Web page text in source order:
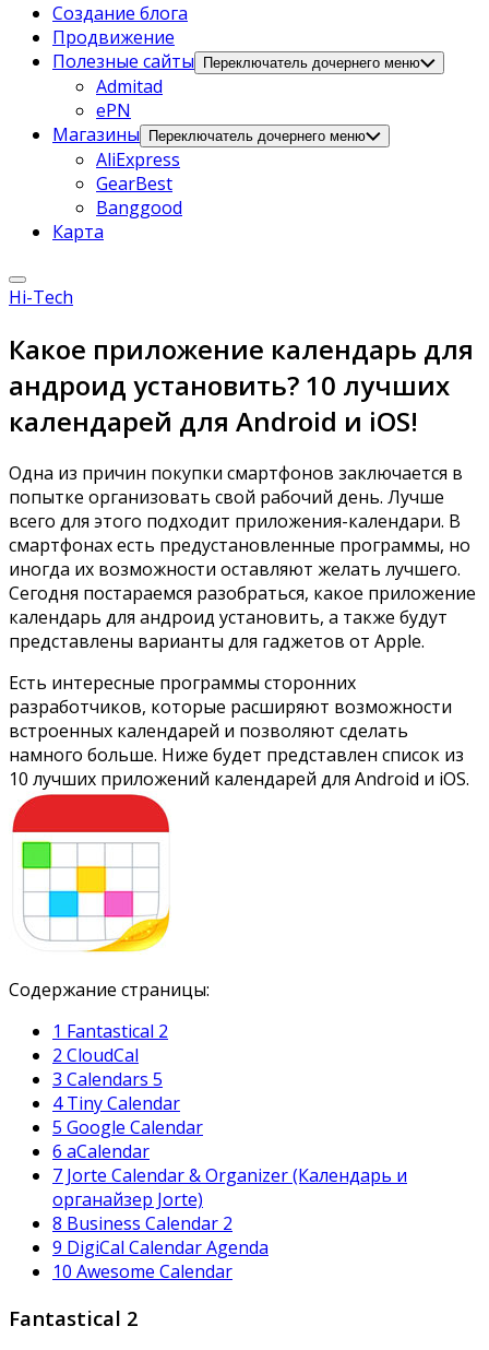
Создание блога
Продвижение
Полезные сайты
Переключатель дочернего меню
Admitad
ePN
Магазины
Переключатель дочернего меню
AliExpress
GearBest
Banggood
Карта
Hi-Tech
Какое приложение календарь для
андроид установить? 10 лучших
календарей для Android и iOS!
Одна из причин покупки смартфонов заключается в
попытке организовать свой рабочий день. Лучше
всего для этого подходит приложения-календари. В
смартфонах есть предустановленные программы, но
иногда их возможности оставляют желать лучшего.
Сегодня постараемся разобраться, какое приложение
календарь для андроид установить, а также будут
представлены варианты для гаджетов от Apple.
Есть интересные программы сторонних
разработчиков, которые расширяют возможности
встроенных календарей и позволяют сделать
намного больше. Ниже будет представлен список из
10 лучших приложений календарей для Android и iOS.
Содержание страницы:
1 Fantastical 2
2 CloudCal
3 Calendars 5
4 Tiny Calendar
5 Google Calendar
6 aCalendar
7 Jorte Calendar & Organizer (Календарь и
органайзер Jorte)
8 Business Calendar 2
9 DigiCal Calendar Agenda
10 Awesome Calendar
Fantastical 2